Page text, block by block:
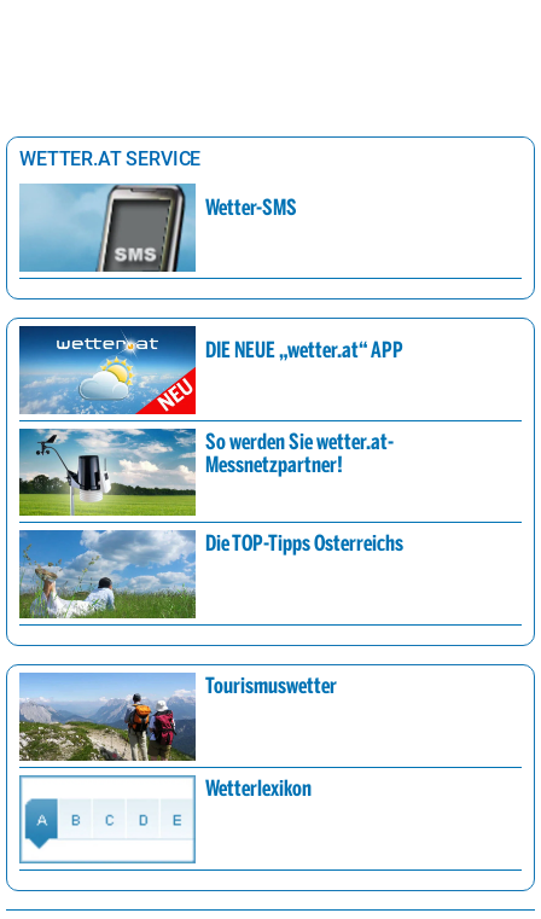
WETTER.AT SERVICE
Wetter-SMS
DIE NEUE „wetter.at“ APP
So werden Sie wetter.at-
Messnetzpartner!
Die TOP-Tipps Österreichs
Tourismuswetter
Wetterlexikon